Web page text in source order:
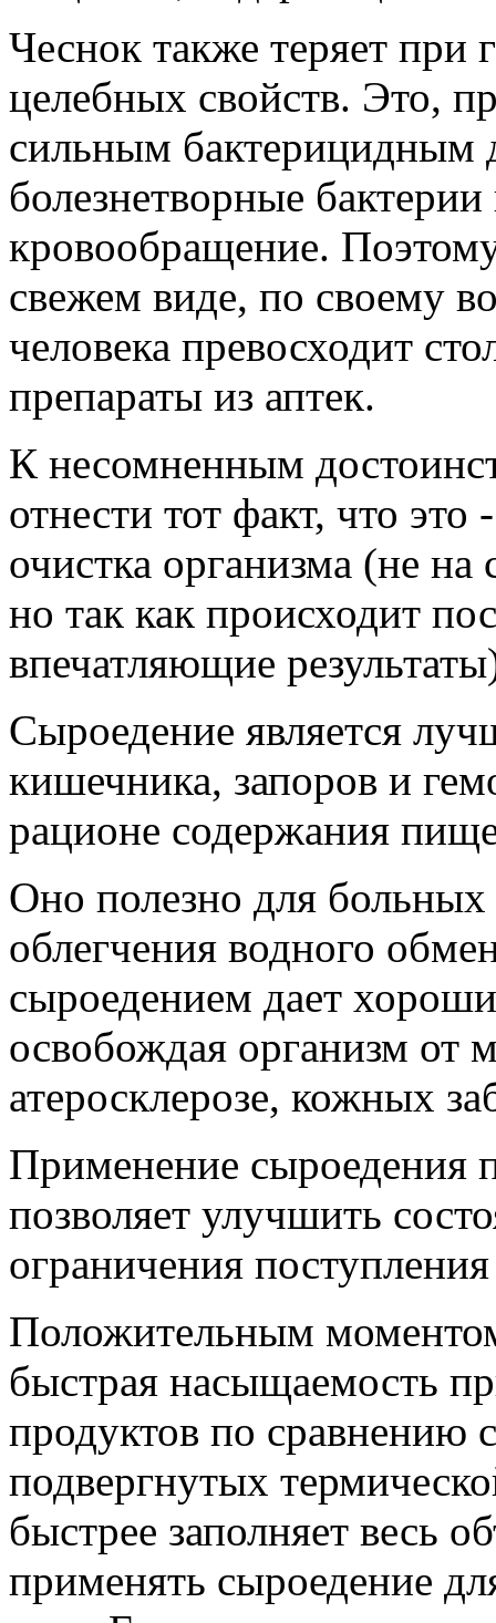
Чеснок также теряет при
целебных свойств. Это,
сильным бактерицидным
болезнетворные
кровообращение.
свежем виде, по своему
человека превосходит
препараты из аптек.
К несомненным
отнести тот факт, что
очистка организма (не
но так как происходит
впечатляющие
Сыроедение является
кишечника, запоров и
рационе содержания
Оно полезно для
облегчения водного
сыроедением дает
освобождая организм от
атеросклерозе, кожных
Применение сыроедения
позволяет улучшить
ограничения
Положительным
быстрая насыщаемость
продуктов по сравнению
подвергнутых
быстрее заполняет весь
применять сыроедение